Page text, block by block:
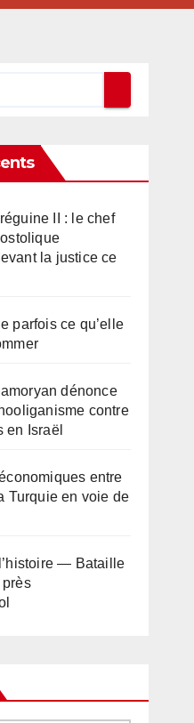
II : le chef
la justice ce
parfois ce qu’elle
dénonce
contre
en Israël
entre
Turquie en voie de
— Bataille
près